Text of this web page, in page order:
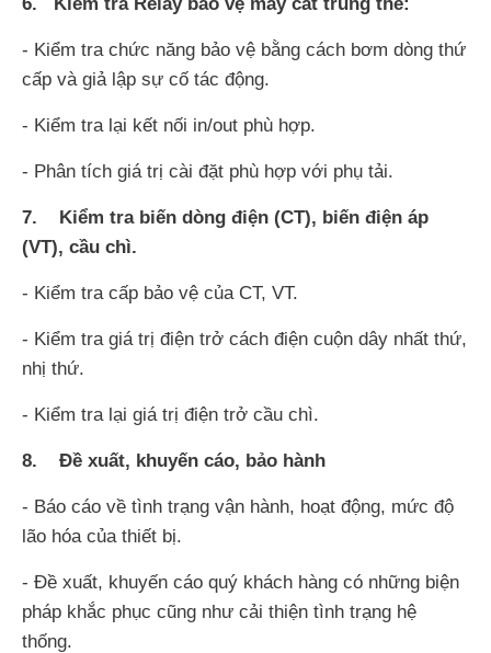
- Kiểm tra chức năng bảo vệ bằng cách bơm dòng thứ
cấp và giả lập sự cố tác động.
- Kiểm tra lại kết nối in/out phù hợp.
- Phân tích giá trị cài đặt phù hợp với phụ tải.
7. Kiểm tra biến dòng điện (CT), biến điện áp
(VT), cầu chì.
- Kiểm tra cấp bảo vệ của CT, VT.
- Kiểm tra giá trị điện trở cách điện cuộn dây nhất thứ,
nhị thứ.
- Kiểm tra lại giá trị điện trở cầu chì.
8. Đề xuất, khuyến cáo, bảo hành
- Báo cáo về tình trạng vận hành, hoạt động, mức độ
lão hóa của thiết bị.
- Đề xuất, khuyến cáo quý khách hàng có những biện
pháp khắc phục cũng như cải thiện tình trạng hệ
thống.